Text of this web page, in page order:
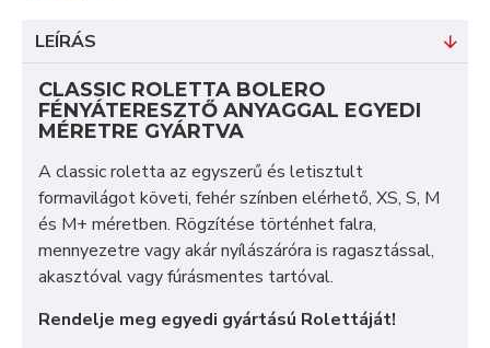
LEÍRÁS
CLASSIC ROLETTA BOLERO
FÉNYÁTERESZTŐ ANYAGGAL EGYEDI
MÉRETRE GYÁRTVA
A classic roletta az egyszerű és letisztult
formavilágot követi, fehér színben elérhető, XS, S, M
és M+ méretben. Rögzítése történhet falra,
mennyezetre vagy akár nyílászáróra is ragasztással,
akasztóval vagy fúrásmentes tartóval.
Rendelje meg egyedi gyártású Rolettáját!